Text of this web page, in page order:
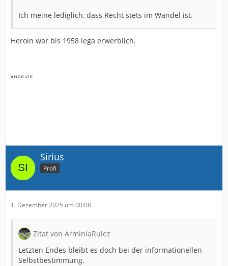
Ich meine lediglich, dass Recht stets im Wandel ist.
Heroin war bis 1958 lega erwerblich.
Sirius
Profi
1. Dezember 2025 um 00:08
Zitat von ArminiaRulez
Letzten Endes bleibt es doch bei der informationellen
Selbstbestimmung.